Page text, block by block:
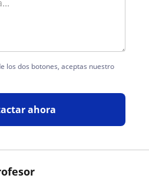
los dos botones, aceptas nuestro
ahora